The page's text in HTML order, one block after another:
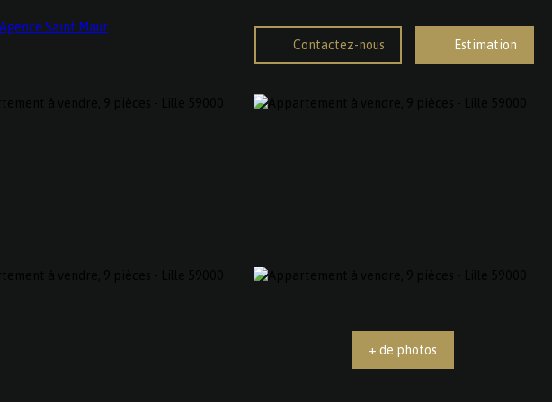
Contactez-nous Estimation
+ de photos